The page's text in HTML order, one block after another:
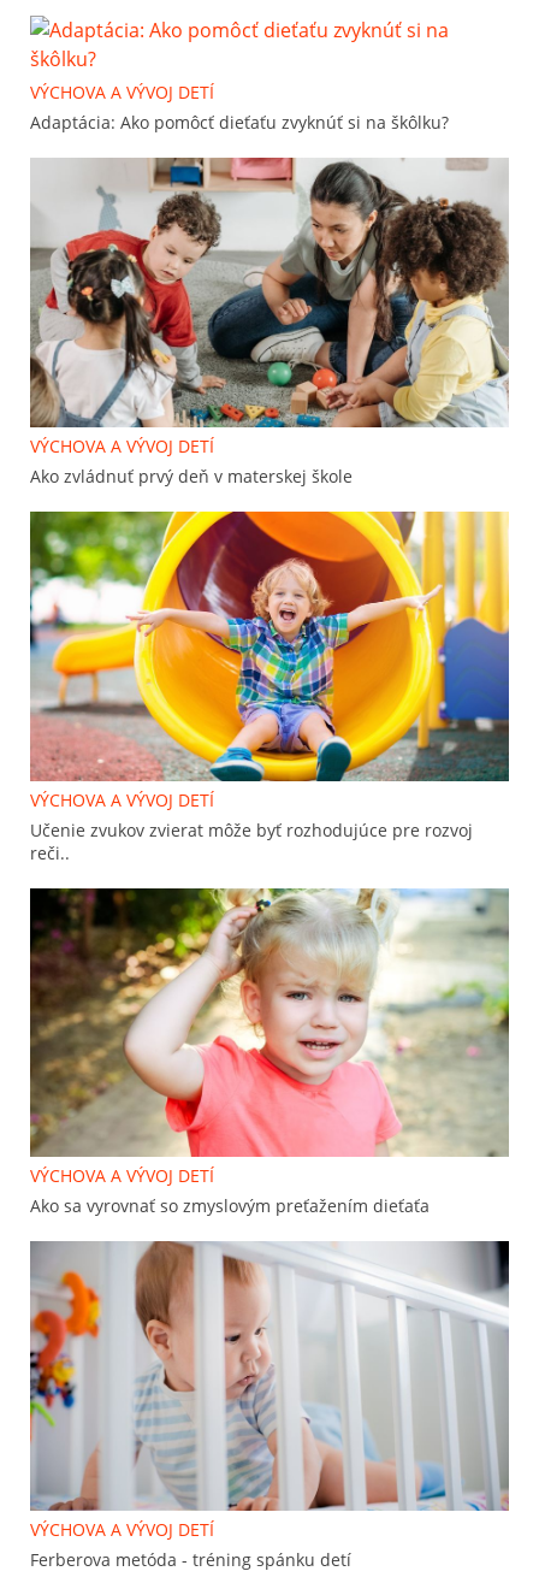
VÝCHOVA A VÝVOJ DETÍ
Adaptácia: Ako pomôcť dieťaťu zvyknúť si na škôlku?
VÝCHOVA A VÝVOJ DETÍ
Ako zvládnuť prvý deň v materskej škole
VÝCHOVA A VÝVOJ DETÍ
Učenie zvukov zvierat môže byť rozhodujúce pre rozvoj
reči..
VÝCHOVA A VÝVOJ DETÍ
Ako sa vyrovnať so zmyslovým preťažením dieťaťa
VÝCHOVA A VÝVOJ DETÍ
Ferberova metóda - tréning spánku detí